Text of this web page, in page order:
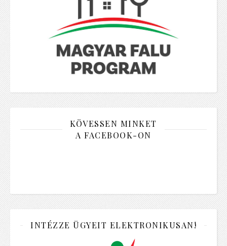
KÖVESSEN MINKET
A FACEBOOK-ON
INTÉZZE ÜGYEIT ELEKTRONIKUSAN!